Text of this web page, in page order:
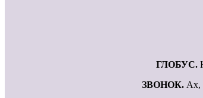
ГЛОБУС.
ЗВОНОК.Ах,